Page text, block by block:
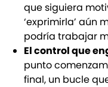
que siguiera
‘exprimirla’ aún
podría trabajar
El control que
punto
final, un bucle